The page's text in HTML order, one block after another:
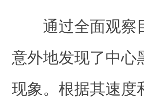
通过全面观察
意外地发现了中心
现象。根据其速度